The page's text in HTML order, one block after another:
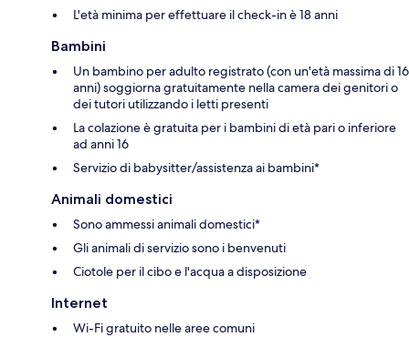
L'età minima per effettuare il check-in è 18 anni
Bambini
Un bambino per adulto registrato (con un'età massima di 16
anni) soggiorna gratuitamente nella camera dei genitori o
dei tutori utilizzando i letti presenti
La colazione è gratuita per i bambini di età pari o inferiore
ad anni 16
Servizio di babysitter/assistenza ai bambini*
Animali domestici
Sono ammessi animali domestici*
Gli animali di servizio sono i benvenuti
Ciotole per il cibo e l'acqua a disposizione
Internet
Wi-Fi gratuito nelle aree comuni